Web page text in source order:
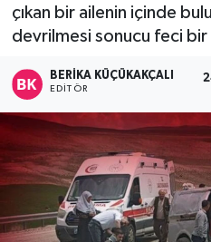
çıkan bir ailenin içinde
devrilmesi sonucu feci
BERIKA KÜÇÜKAKÇALI
EDITÖR
Bartın
Karabük
Devrek
Bolu
ÇEVRE
Haber Arşivi